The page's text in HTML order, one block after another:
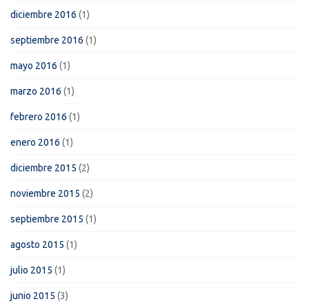
diciembre 2016 (1)
septiembre 2016 (1)
mayo 2016 (1)
marzo 2016 (1)
febrero 2016 (1)
enero 2016 (1)
diciembre 2015 (2)
noviembre 2015 (2)
septiembre 2015 (1)
agosto 2015 (1)
julio 2015 (1)
junio 2015 (3)